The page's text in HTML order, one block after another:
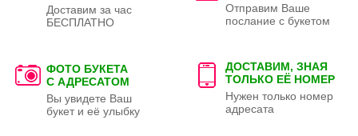
Доставим за час
БЕСПЛАТНО
Отправим Ваше
послание с букетом
ФОТО БУКЕТА
С АДРЕСАТОМ
Вы увидете Ваш
букет и её улыбку
ДОСТАВИМ, ЗНАЯ
ТОЛЬКО ЕЁ НОМЕР
Нужен только номер
адресата